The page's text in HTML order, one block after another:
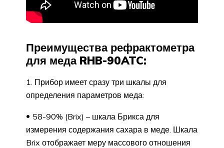
Преимущества рефрактометра
для меда RHB-90ATC:
1. Прибор имеет сразу три шкалы для
определения параметров меда:
58-90% (Brix) – шкала Брикса для
измерения содержания сахара в меде. Шкала
Brix отображает меру массового отношения